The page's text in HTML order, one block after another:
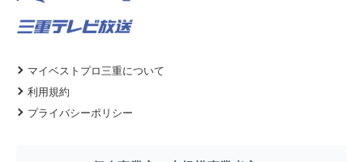
マイベストプロ三重について
利用規約
プライバシーポリシー